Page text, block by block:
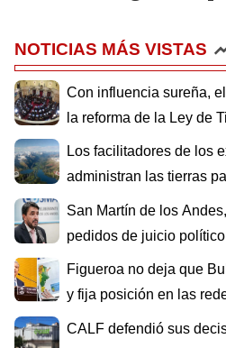
NOTICIAS MÁS VISTAS
Con influencia sureña,
la reforma de la Ley de
Los facilitadores de los
administran las tierras
San Martín de los
pedidos de juicio
Figueroa no deja que
y fija posición en las
CALF defendió sus